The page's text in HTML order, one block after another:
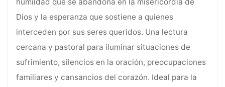
humildad que se abandona en la misericordia de
Dios y la esperanza que sostiene a quienes
interceden por sus seres queridos. Una lectura
cercana y pastoral para iluminar situaciones de
sufrimiento, silencios en la oración, preocupaciones
familiares y cansancios del corazón. Ideal para la